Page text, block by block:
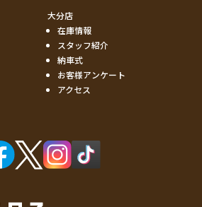
大分店
在庫情報
スタッフ紹介
納車式
お客様アンケート
アクセス